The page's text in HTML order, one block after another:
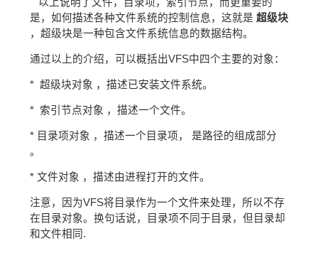
是，如何描述各种文件系统的控制信息，这就是 超级块
，超级块是一种包含文件系统信息的数据结构。
通过以上的介绍，可以概括出VFS中四个主要的对象：
* 超级块对象 ，描述已安装文件系统。
* 索引节点对象 ，描述一个文件。
* 目录项对象 ，描述一个目录项， 是路径的组成部分
。
* 文件对象 ，描述由进程打开的文件。
注意，因为VFS将目录作为一个文件来处理，所以不存
在目录对象。换句话说，目录项不同于目录，但目录却
和文件相同.